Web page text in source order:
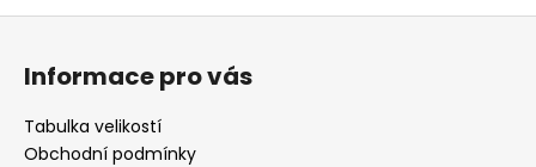
Z
Informace pro vás
Tabulka velikostí
Obchodní podmínky